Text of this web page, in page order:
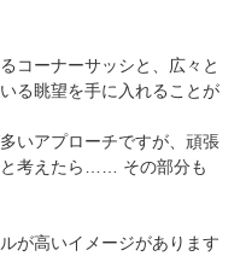
コーナーサッシと、広々と
る眺望を手に入れることが
いアプローチですが、頑張
と考えたら…… その部分も
が高いイメージがあります